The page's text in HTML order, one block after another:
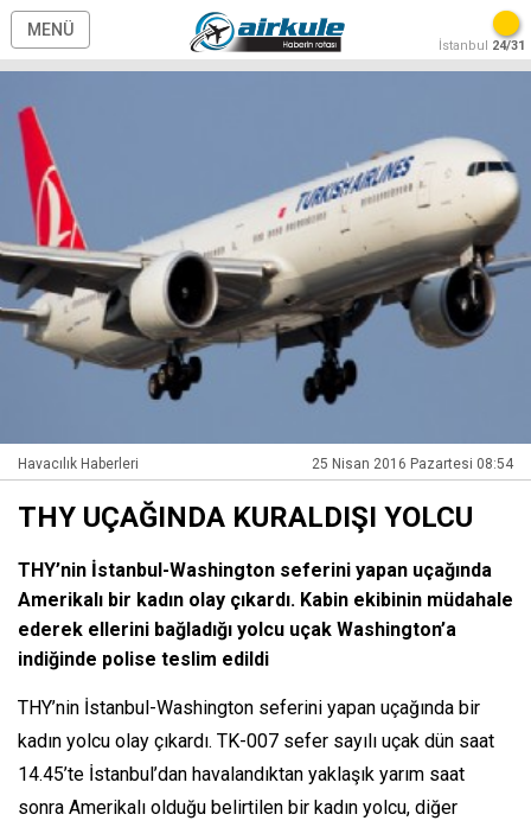
MENÜ
İstanbul 24/31
Havacılık Haberleri 25 Nisan 2016 Pazartesi 08:54
THY UÇAĞINDA KURALDIŞI YOLCU
THY’nin İstanbul-Washington seferini yapan uçağında
Amerikalı bir kadın olay çıkardı. Kabin ekibinin müdahale
ederek ellerini bağladığı yolcu uçak Washington’a
indiğinde polise teslim edildi
THY’nin İstanbul-Washington seferini yapan uçağında bir
kadın yolcu olay çıkardı. TK-007 sefer sayılı uçak dün saat
14.45’te İstanbul’dan havalandıktan yaklaşık yarım saat
sonra Amerikalı olduğu belirtilen bir kadın yolcu, diğer